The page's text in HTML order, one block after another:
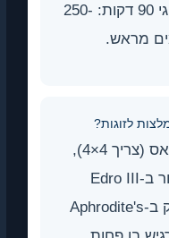
ברמה גבוהה. מחיר טיפול זוגי 90 דקות: 250-
לזוגות?
טיול ל-Lara Beach באקאמאס (צריך 4×4),
ארוחה בכפר Omodos, ביקור ב-Edro III
Shipwreck בשקיעה, ופיקניק ב-Aphrodite's